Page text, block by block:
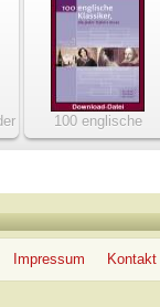
100 englische
Klassiker, die jeder
Impressum Kontakt